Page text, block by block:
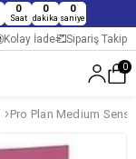
0
Saat
0
dakika
0
saniye
Kolay İade Sipariş Takip
0